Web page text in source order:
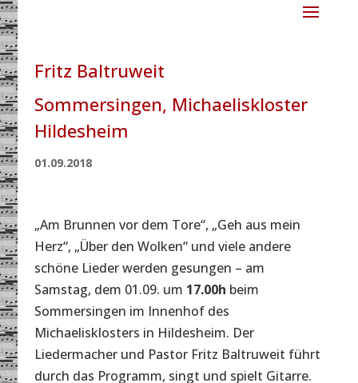
Fritz Baltruweit
Sommersingen, Michaeliskloster
Hildesheim
01.09.2018
„Am Brunnen vor dem Tore“, „Geh aus mein
Herz“, „Über den Wolken“ und viele andere
schöne Lieder werden gesungen – am
Samstag, dem 01.09. um 17.00h beim
Sommersingen im Innenhof des
Michaelisklosters in Hildesheim. Der
Liedermacher und Pastor Fritz Baltruweit führt
durch das Programm, singt und spielt Gitarre.